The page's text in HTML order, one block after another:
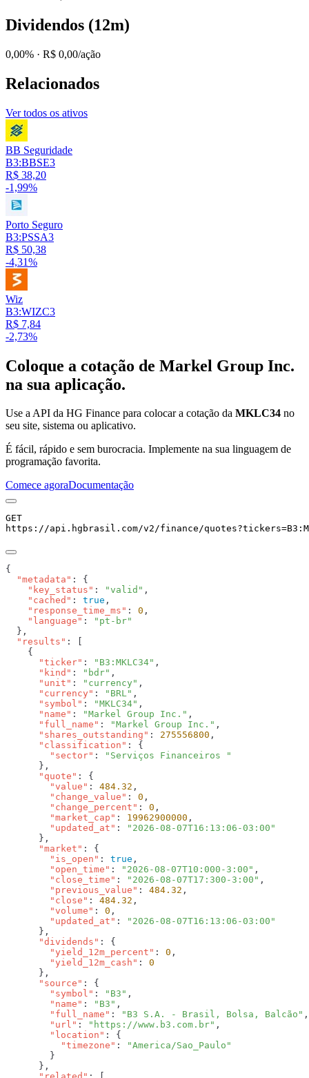
Dividendos (12m)
0,00% · R$ 0,00/ação
Relacionados
Ver todos os ativos
BB Seguridade
B3:BBSE3
R$ 38,20
-1,99%
Porto Seguro
B3:PSSA3
R$ 50,38
-4,31%
Wiz
B3:WIZC3
R$ 7,84
-2,73%
Coloque a cotação de Markel Group Inc.
na sua aplicação.
Use a API da HG Finance para colocar a cotação da MKLC34 no
seu site, sistema ou aplicativo.
É fácil, rápido e sem burocracia. Implemente na sua linguagem de
programação favorita.
Comece agoraDocumentação
GET
https://api.hgbrasil.com/v2/finance/quotes?tickers=
  "metadata"
    "key_status"
: "valid"
    "cached"
: true
    "response_time_ms"
: 0
    "language"
:
  "results"
      "ticker"
: "B3:MKLC34"
      "kind"
: "bdr"
      "unit"
: "currency"
      "currency"
: "BRL"
      "symbol"
: "MKLC34"
      "name"
: "Markel Group Inc."
      "full_name"
: "Markel Group Inc."
      "shares_outstanding"
: 275556800
      "classification"
        "sector"
:
      "quote"
        "value"
: 484.32
        "change_value"
: 0
        "change_percent"
: 0
        "market_cap"
: 19962900000
        "updated_at"
:
      "market"
        "is_open"
: true
        "open_time"
: "2026-08-07T10:000-3:00"
        "close_time"
: "2026-08-07T17:300-3:00"
        "previous_value"
: 484.32
        "close"
: 484.32
        "volume"
: 0
        "updated_at"
:
      "dividends"
        "yield_12m_percent"
: 0
        "yield_12m_cash"
:
      "source"
        "symbol"
: "B3"
        "name"
: "B3"
        "full_name"
:
"B3 S.A. - Brasil, Bolsa, Balcão"
        "url"
: "https://www.b3.com.br"
        "location"
          "timezone"
: